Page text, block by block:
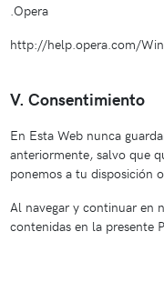
.Opera
http://help.opera.com/
V. Consentimiento
En Esta Web nunca
anteriormente, salvo que
ponemos a tu disposición
Al navegar y continuar en
contenidas en la presente